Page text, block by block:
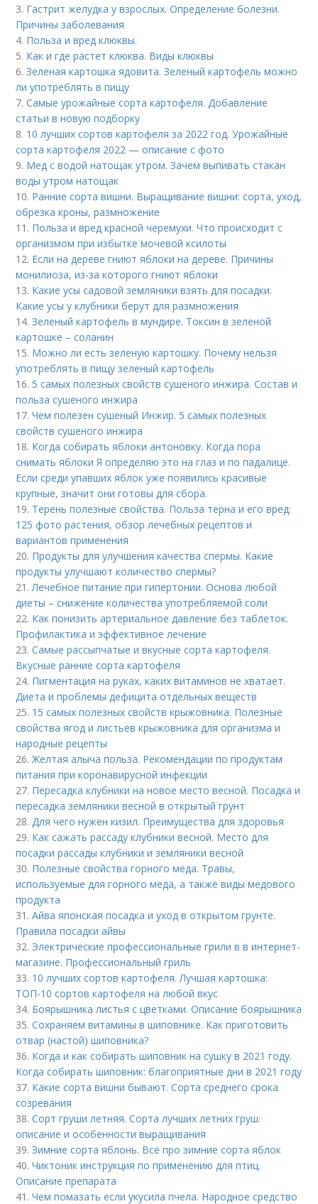
3. Гастрит желудка у взрослых. Определение болезни.
Причины заболевания
4. Польза и вред клюквы.
5. Как и где растет клюква. Виды клюквы
6.Зеленая картошка ядовита. Зеленый картофель можно
ли употреблять в пищу
7.Самые урожайные сорта картофеля. Добавление
статьи в новую подборку
8. 10 лучших сортов картофеля за 2022 год. Урожайные
сорта картофеля 2022 — описание с фото
9. Мед с водой натощак утром. Зачем выпивать стакан
воды утром натощак
10. Ранние сорта вишни. Выращивание вишни: сорта, уход,
обрезка кроны, размножение
11. Польза и вред красной черемухи. Что происходит с
организмом при избытке мочевой ксилоты
12. Если на дереве гниют яблоки на дереве. Причины
монилиоза, из-за которого гниют яблоки
13. Какие усы садовой земляники взять для посадки.
Какие усы у клубники берут для размножения
14.Зеленый картофель в мундире. Токсин в зеленой
картошке – соланин
15. Можно ли есть зеленую картошку. Почему нельзя
употреблять в пищу зеленый картофель
16. 5 самых полезных свойств сушеного инжира. Состав и
польза сушеного инжира
17.Чем полезен сушеный Инжир. 5 самых полезных
свойств сушеного инжира
18. Когда собирать яблоки антоновку. Когда пора
снимать яблоки Я определяю это на глаз и по падалице.
Если среди упавших яблок уже появились красивые
крупные, значит они готовы для сбора.
19. Терень полезные свойства. Польза терна и его вред:
125 фото растения, обзор лечебных рецептов и
вариантов применения
20. Продукты для улучшения качества спермы. Какие
продукты улучшают количество спермы?
21.Лечебное питание при гипертонии. Основа любой
диеты – снижение количества употребляемой соли
22. Как понизить артериальное давление без таблеток.
Профилактика и эффективное лечение
23.Самые рассыпчатые и вкусные сорта картофеля.
Вкусные ранние сорта картофеля
24. Пигментация на руках, каких витаминов не хватает.
Диета и проблемы дефицита отдельных веществ
25. 15 самых полезных свойств крыжовника. Полезные
свойства ягод и листьев крыжовника для организма и
народные рецепты
26.Желтая алыча польза. Рекомендации по продуктам
питания при коронавирусной инфекции
27. Пересадка клубники на новое место весной. Посадка и
пересадка земляники весной в открытый грунт
28.Для чего нужен кизил. Преимущества для здоровья
29. Как сажать рассаду клубники весной. Место для
посадки рассады клубники и земляники весной
30. Полезные свойства горного меда. Травы,
используемые для горного меда, а также виды медового
продукта
31.Айва японская посадка и уход в открытом грунте.
Правила посадки айвы
32. Электрические профессиональные грили в в интернет-
магазине. Профессиональный гриль
33. 10 лучших сортов картофеля. Лучшая картошка:
ТОП-10 сортов картофеля на любой вкус
34. Боярышника листья с цветками. Описание боярышника
35.Сохраняем витамины в шиповнике. Как приготовить
отвар (настой) шиповника?
36. Когда и как собирать шиповник на сушку в 2021 году.
Когда собирать шиповник: благоприятные дни в 2021 году
37. Какие сорта вишни бывают. Сорта среднего срока
созревания
38.Сорт груши летняя. Сорта лучших летних груш:
описание и особенности выращивания
39.Зимние сорта яблонь. Всё про зимние сорта яблок
40.Чиктоник инструкция по применению для птиц.
Описание препарата
41.Чем помазать если укусила пчела. Народное средство